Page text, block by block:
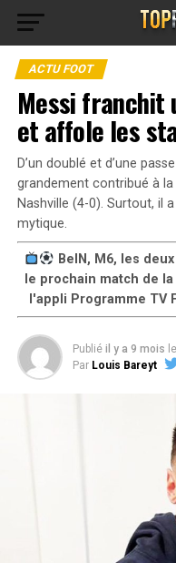
ACTU FOOT
Messi franchit
et affole les
D’un doublé et d’une
grandement contribué à
Nashville (4-0). Surtout, il
mytique.
BeIN, M6, les
le prochain match de
l'appli Programme TV
Publié il y a 9 mois le
Par Louis Bareyt